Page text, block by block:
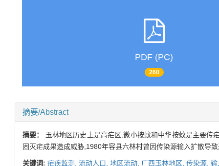
PDF (PC)
260
摘要/Abstract
摘要： 玉林地区历史上是高疟区,微小按蚊和中华按蚊是主要
固灭疟成果造成威胁,1980年容县六林村曾因传染源输入扩散导
关键词: 疟疾监测, 流动人口, 地区流动, 广西玉林地区, 传染源,